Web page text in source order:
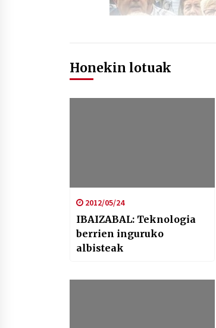
Honekin lotuak
2012/05/24
IBAIZABAL: Teknologia
berrien inguruko
albisteak